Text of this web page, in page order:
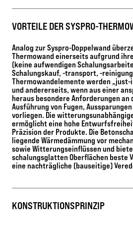
VORTEILE DER SYSPRO-
Analog zur Syspro-Doppelwand
Thermowand einerseits aufgrund
(keine aufwendigen
Schalungskauf, -transport, -
Thermowandelemente werden
und andererseits, wenn aus einer
heraus besondere Anforderungen an
Ausführung von Fugen,
vorliegen. Die
ermöglicht eine hohe
Präzision der Produkte. Die
liegende Wärmedämmung vor
sowie Witterungseinflüssen und
schalungsglatten Oberflächen beste
eine nachträgliche (bauseitige)
KONSTRUKTIONSPRINZIP